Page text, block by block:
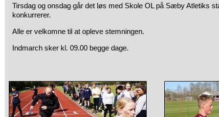
Tirsdag og onsdag går det løs med Skole OL på Sæby Atletiks
konkurrerer.
Alle er velkomne til at opleve stemningen.
Indmarch sker kl. 09.00 begge dage.